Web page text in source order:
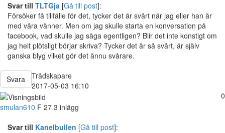
Svar till TLTGja [Gå till post]:
Försöker få tillfälle för det, tycker det är svårt när jag eller han är
med våra vänner. Men om jag skulle starta en konversation på
facebook, vad skulle jag säga egentligen? Blir det inte konstigt om
jag helt plötsligt börjar skriva? Tycker det är så svårt, är själv
ganska blyg vilket gör det ännu svårare.
Svara
Trådskapare
2017-05-03 16:10
0
smulan610 F 27 3 inlägg
Svar till Kanelbullen [Gå till post]: